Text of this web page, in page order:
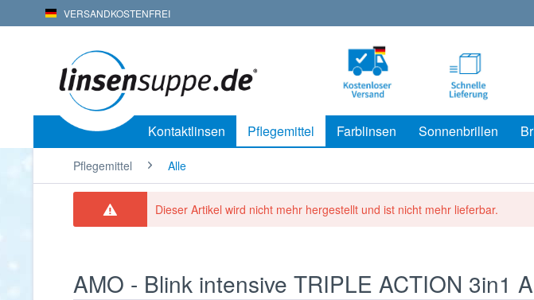
VERSANDKOSTENFREI
Kontaktlinsen Pflegemittel Farblinsen Sonnenbrillen
Pflegemittel Alle
Dieser Artikel wird nicht mehr hergestellt und ist nicht mehr lieferbar.
AMO - Blink intensive TRIPLE ACTION 3in1